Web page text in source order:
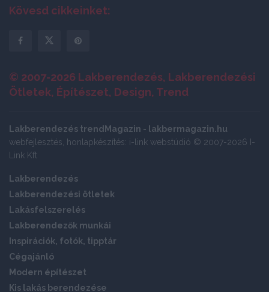
Kövesd cikkeinket:
© 2007-2026 Lakberendezés, Lakberendezési
Ötletek, Építészet, Design, Trend
Lakberendezés trendMagazin - lakbermagazin.hu
webfejlesztés, honlapkészítés: i-link webstúdió © 2007-2026 I-
Link Kft
Lakberendezés
Lakberendezési ötletek
Lakásfelszerelés
Lakberendezők munkái
Inspirációk, fotók, tipptár
Cégajánló
Modern építészet
Kis lakás berendezése